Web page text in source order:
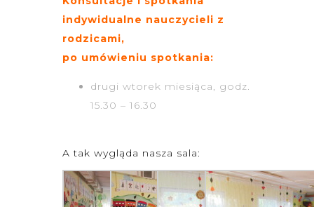
indywidualne nauczycieli z
rodzicami,
po umówieniu spotkania:
drugi wtorek miesiąca, godz.
15.30 – 16.30
A tak wygląda nasza sala: